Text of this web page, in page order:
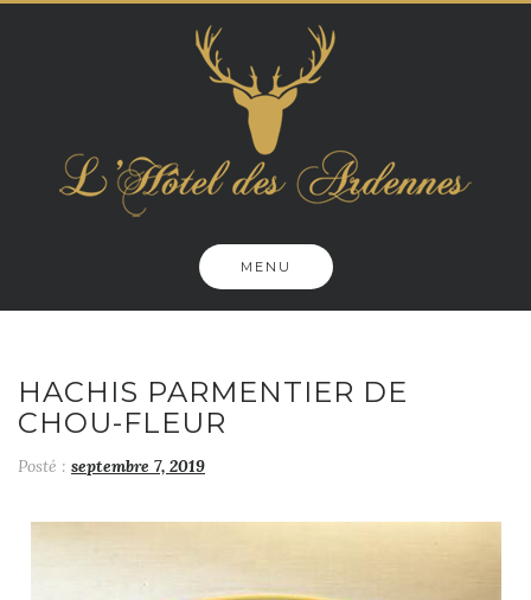
MENU
HACHIS PARMENTIER DE
CHOU-FLEUR
Posté : septembre 7, 2019